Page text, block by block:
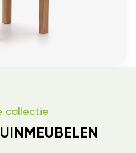
collectie